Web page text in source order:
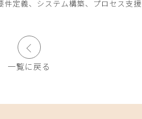
件定義、システム構築、プロセス支援
一覧に戻る